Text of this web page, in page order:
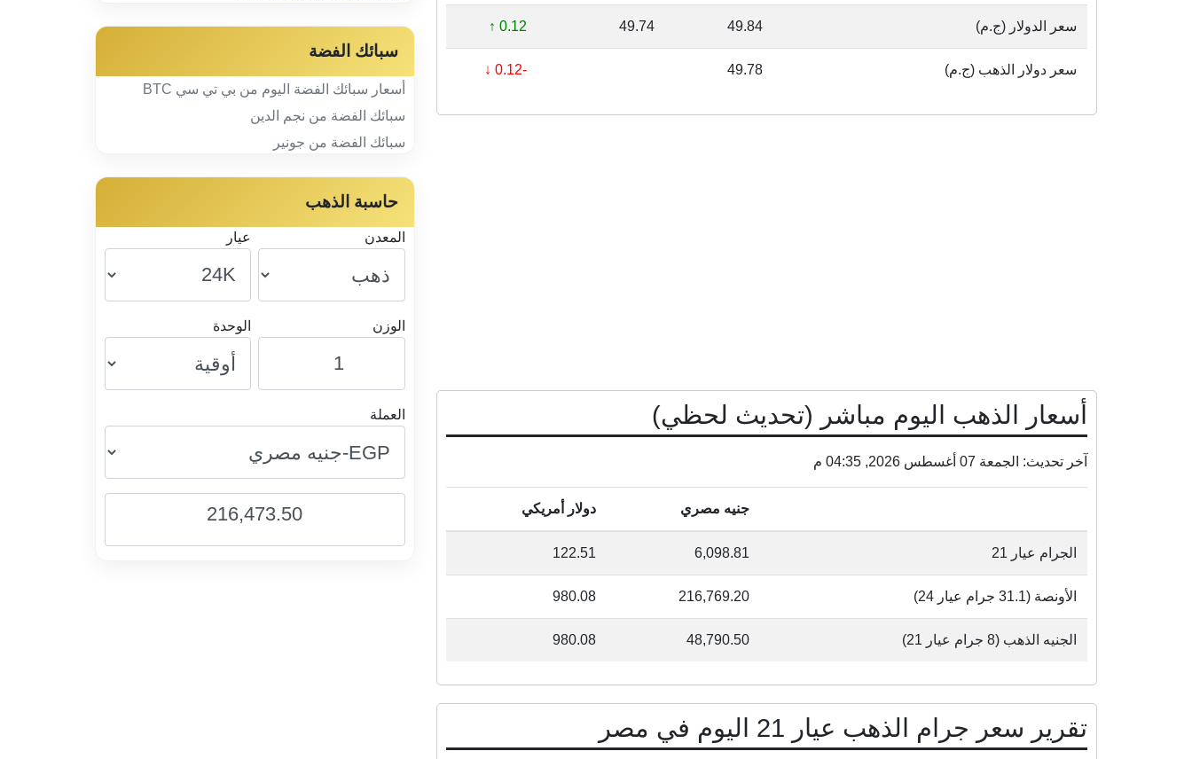
سعر الدولار (ج.م) 49.84
49.74
0.12 ↑
سعر دولار الذهب (ج.م) 49.78
-0.12 ↓
أسعار الذهب اليوم مباشر (تحديث لحظي)
آخر تحديث: الجمعة 07 أغسطس 2026, 04:35 م
جنيه مصري دولار أمريكي
الجرام عيار 21 6,098.81
122.51
الأونصة (31.1 جرام عيار 24) 216,769.20
980.08
الجنيه الذهب (8 جرام عيار 21) 48,790.50
980.08
تقرير سعر جرام الذهب عيار 21 اليوم في مصر
سبائك الفضة
أسعار سبائك الفضة اليوم من بي تي سي BTC
سبائك الفضة من نجم الدين
سبائك الفضة من جونير
حاسبة الذهب
المعدن عيار
الوزن الوحدة
العملة
216,473.50